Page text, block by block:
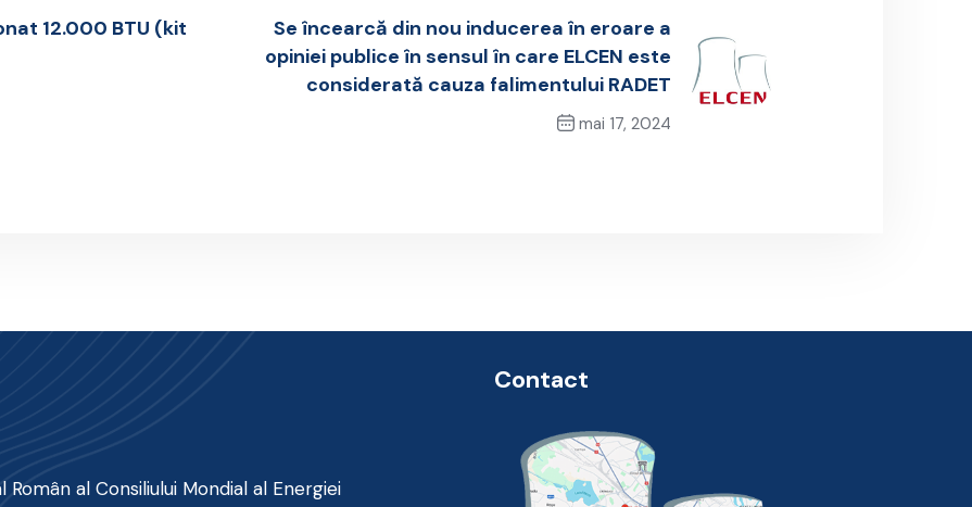
12.000 BTU (kit
Se încearcă din nou inducerea în eroare a
opiniei publice în sensul în care ELCEN este
considerată cauza falimentului RADET
mai 17, 2024
al Consiliului Mondial al Energiei
Contact